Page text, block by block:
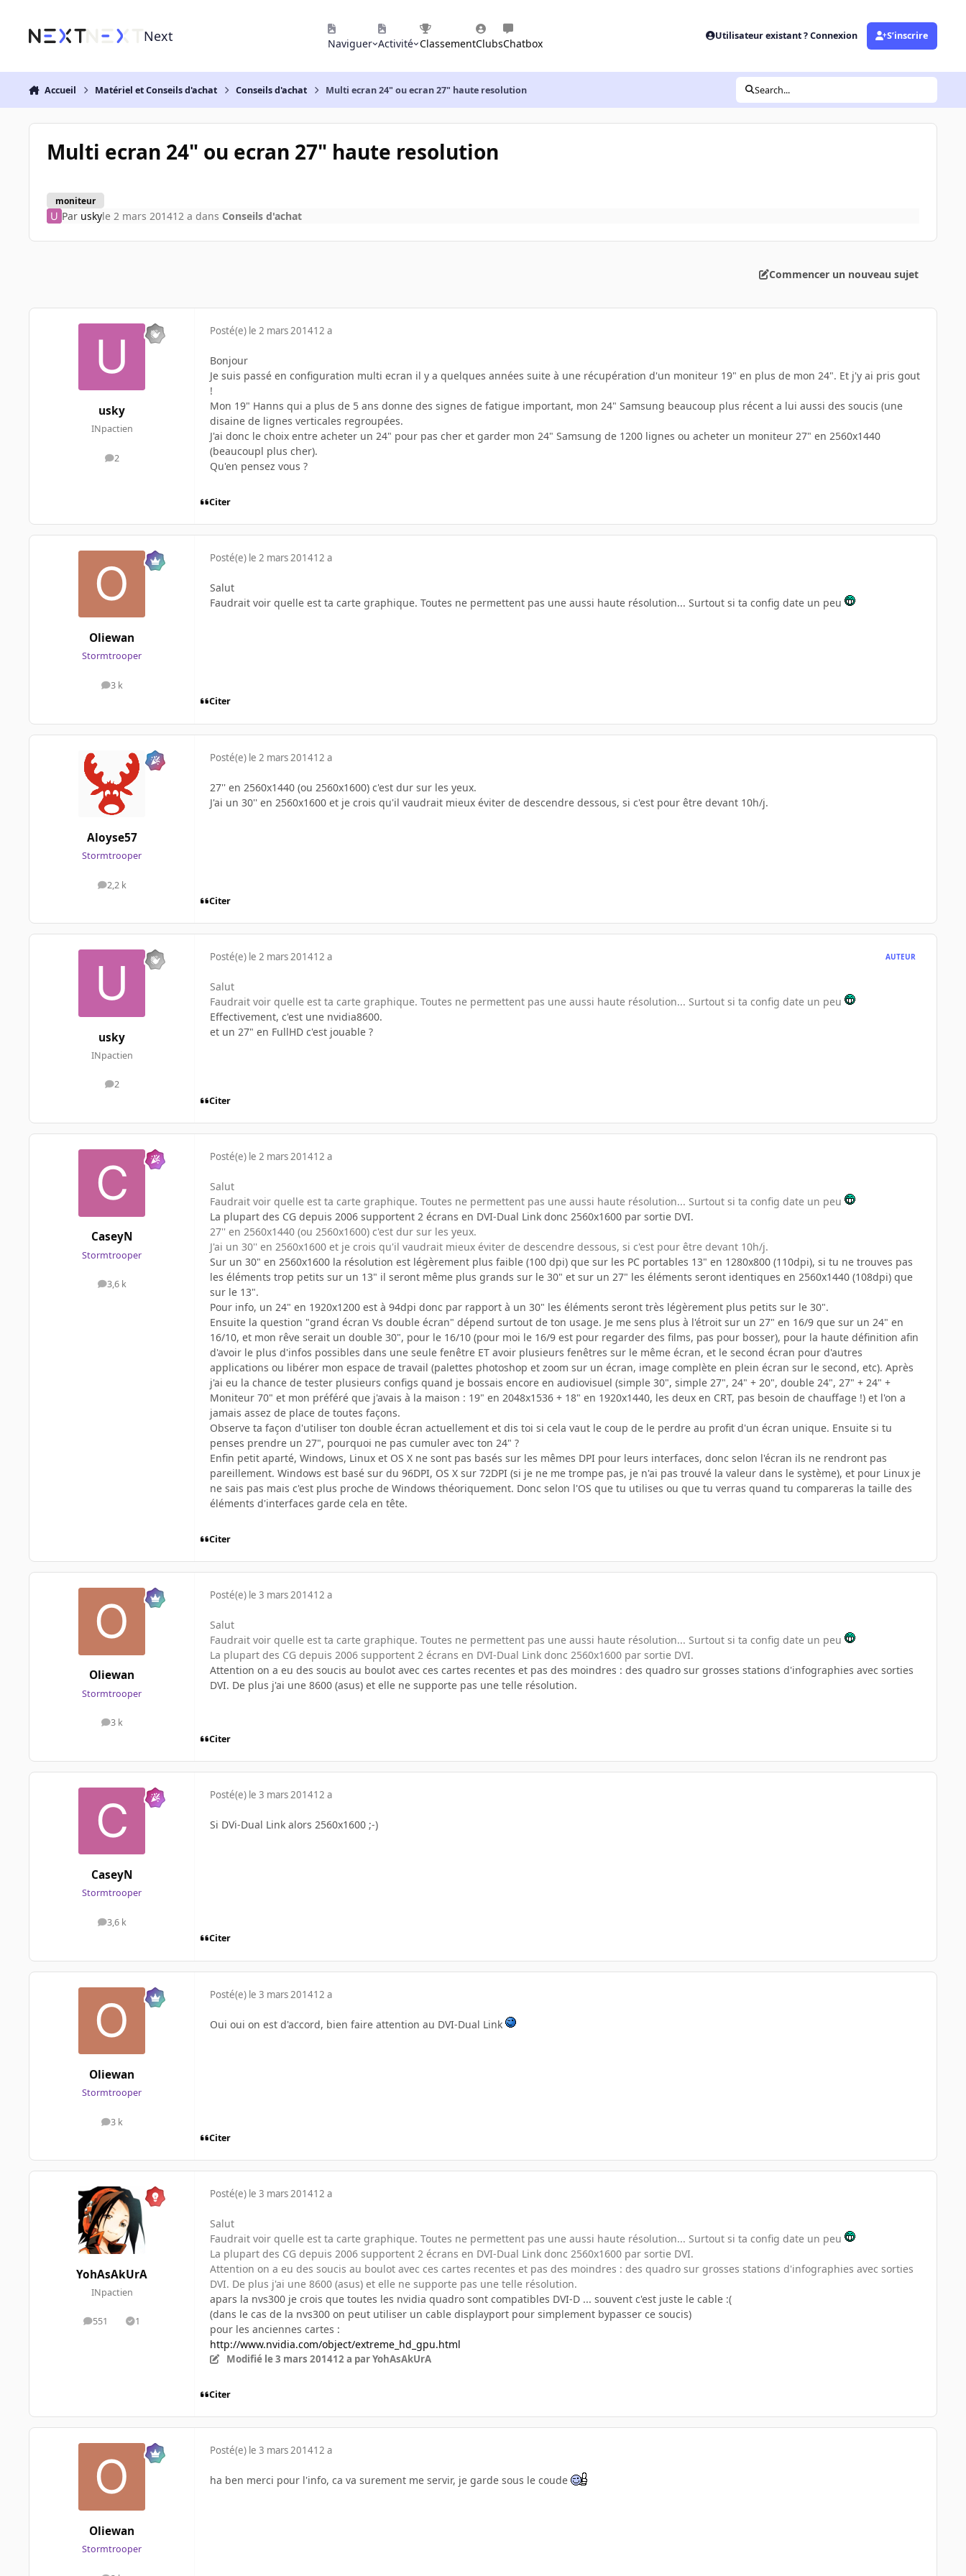
Next Naviguer Activité ClassementClubsChatbox
Utilisateur existant ? Connexion S’inscrire
Accueil Matériel et Conseils d'achat Conseils d'achat Multi ecran 24" ou ecran 27" haute resolution Search...
Multi ecran 24" ou ecran 27" haute resolution
moniteur
Par uskyle 2 mars 201412 a dans Conseils d'achat
Commencer un nouveau sujet
usky
INpactien
2
messages
Posté(e) le 2 mars 201412 a
Bonjour
Je suis passé en configuration multi ecran il y a quelques années suite à une récupération d'un moniteur 19" en plus de mon 24". Et j'y ai pris gout
!
Mon 19" Hanns qui a plus de 5 ans donne des signes de fatigue important, mon 24" Samsung beaucoup plus récent a lui aussi des soucis (une
disaine de lignes verticales regroupées.
J'ai donc le choix entre acheter un 24" pour pas cher et garder mon 24" Samsung de 1200 lignes ou acheter un moniteur 27" en 2560x1440
(beaucoupl plus cher).
Qu'en pensez vous ?
Citer
Oliewan
Stormtrooper
3 k
messages
Posté(e) le 2 mars 201412 a
Salut
Faudrait voir quelle est ta carte graphique. Toutes ne permettent pas une aussi haute résolution... Surtout si ta config date un peu
Citer
Aloyse57
Stormtrooper
2,2 k
messages
Posté(e) le 2 mars 201412 a
27'' en 2560x1440 (ou 2560x1600) c'est dur sur les yeux.
J'ai un 30'' en 2560x1600 et je crois qu'il vaudrait mieux éviter de descendre dessous, si c'est pour être devant 10h/j.
Citer
usky
INpactien
2
messages
Posté(e) le 2 mars 201412 a AUTEUR
Salut
Faudrait voir quelle est ta carte graphique. Toutes ne permettent pas une aussi haute résolution... Surtout si ta config date un peu
Effectivement, c'est une nvidia8600.
et un 27" en FullHD c'est jouable ?
Citer
CaseyN
Stormtrooper
3,6 k
messages
Posté(e) le 2 mars 201412 a
Salut
Faudrait voir quelle est ta carte graphique. Toutes ne permettent pas une aussi haute résolution... Surtout si ta config date un peu
La plupart des CG depuis 2006 supportent 2 écrans en DVI-Dual Link donc 2560x1600 par sortie DVI.
27'' en 2560x1440 (ou 2560x1600) c'est dur sur les yeux.
J'ai un 30'' en 2560x1600 et je crois qu'il vaudrait mieux éviter de descendre dessous, si c'est pour être devant 10h/j.
Sur un 30" en 2560x1600 la résolution est légèrement plus faible (100 dpi) que sur les PC portables 13" en 1280x800 (110dpi), si tu ne trouves pas
les éléments trop petits sur un 13" il seront même plus grands sur le 30" et sur un 27" les éléments seront identiques en 2560x1440 (108dpi) que
sur le 13".
Pour info, un 24" en 1920x1200 est à 94dpi donc par rapport à un 30" les éléments seront très légèrement plus petits sur le 30".
Ensuite la question "grand écran Vs double écran" dépend surtout de ton usage. Je me sens plus à l'étroit sur un 27" en 16/9 que sur un 24" en
16/10, et mon rêve serait un double 30", pour le 16/10 (pour moi le 16/9 est pour regarder des films, pas pour bosser), pour la haute définition afin
d'avoir le plus d'infos possibles dans une seule fenêtre ET avoir plusieurs fenêtres sur le même écran, et le second écran pour d'autres
applications ou libérer mon espace de travail (palettes photoshop et zoom sur un écran, image complète en plein écran sur le second, etc). Après
j'ai eu la chance de tester plusieurs configs quand je bossais encore en audiovisuel (simple 30", simple 27", 24" + 20", double 24", 27" + 24" +
Moniteur 70" et mon préféré que j'avais à la maison : 19" en 2048x1536 + 18" en 1920x1440, les deux en CRT, pas besoin de chauffage !) et l'on a
jamais assez de place de toutes façons.
Observe ta façon d'utiliser ton double écran actuellement et dis toi si cela vaut le coup de le perdre au profit d'un écran unique. Ensuite si tu
penses prendre un 27", pourquoi ne pas cumuler avec ton 24" ?
Enfin petit aparté, Windows, Linux et OS X ne sont pas basés sur les mêmes DPI pour leurs interfaces, donc selon l'écran ils ne rendront pas
pareillement. Windows est basé sur du 96DPI, OS X sur 72DPI (si je ne me trompe pas, je n'ai pas trouvé la valeur dans le système), et pour Linux je
ne sais pas mais c'est plus proche de Windows théoriquement. Donc selon l'OS que tu utilises ou que tu verras quand tu compareras la taille des
éléments d'interfaces garde cela en tête.
Citer
Oliewan
Stormtrooper
3 k
messages
Posté(e) le 3 mars 201412 a
Salut
Faudrait voir quelle est ta carte graphique. Toutes ne permettent pas une aussi haute résolution... Surtout si ta config date un peu
La plupart des CG depuis 2006 supportent 2 écrans en DVI-Dual Link donc 2560x1600 par sortie DVI.
Attention on a eu des soucis au boulot avec ces cartes recentes et pas des moindres : des quadro sur grosses stations d'infographies avec sorties
DVI. De plus j'ai une 8600 (asus) et elle ne supporte pas une telle résolution.
Citer
CaseyN
Stormtrooper
3,6 k
messages
Posté(e) le 3 mars 201412 a
Si DVi-Dual Link alors 2560x1600 ;-)
Citer
Oliewan
Stormtrooper
3 k
messages
Posté(e) le 3 mars 201412 a
Oui oui on est d'accord, bien faire attention au DVI-Dual Link
Citer
YohAsAkUrA
INpactien
551
messages1
Solutions
Posté(e) le 3 mars 201412 a
Salut
Faudrait voir quelle est ta carte graphique. Toutes ne permettent pas une aussi haute résolution... Surtout si ta config date un peu
La plupart des CG depuis 2006 supportent 2 écrans en DVI-Dual Link donc 2560x1600 par sortie DVI.
Attention on a eu des soucis au boulot avec ces cartes recentes et pas des moindres : des quadro sur grosses stations d'infographies avec sorties
DVI. De plus j'ai une 8600 (asus) et elle ne supporte pas une telle résolution.
apars la nvs300 je crois que toutes les nvidia quadro sont compatibles DVI-D ... souvent c'est juste le cable :(
(dans le cas de la nvs300 on peut utiliser un cable displayport pour simplement bypasser ce soucis)
pour les anciennes cartes :
http://www.nvidia.com/object/extreme_hd_gpu.html
Modifié le 3 mars 201412 a par YohAsAkUrA
Citer
Oliewan
Stormtrooper
Posté(e) le 3 mars 201412 a
ha ben merci pour l'info, ca va surement me servir, je garde sous le coude